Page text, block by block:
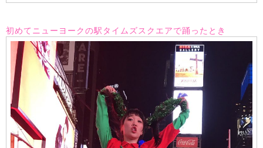
初めてニューヨークの駅タイムズスクエアで踊ったとき